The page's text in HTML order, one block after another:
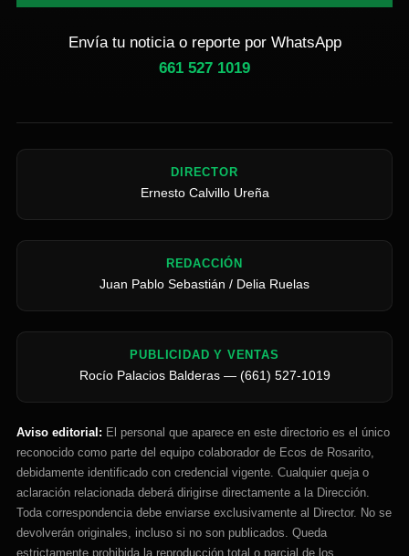
Envía tu noticia o reporte por WhatsApp
661 527 1019
DIRECTOR
Ernesto Calvillo Ureña
REDACCIÓN
Juan Pablo Sebastián / Delia Ruelas
PUBLICIDAD Y VENTAS
Rocío Palacios Balderas — (661) 527-1019
Aviso editorial: El personal que aparece en este directorio es el único
reconocido como parte del equipo colaborador de Ecos de Rosarito,
debidamente identificado con credencial vigente. Cualquier queja o
aclaración relacionada deberá dirigirse directamente a la Dirección.
Toda correspondencia debe enviarse exclusivamente al Director. No se
devolverán originales, incluso si no son publicados. Queda
estrictamente prohibida la reproducción total o parcial de los